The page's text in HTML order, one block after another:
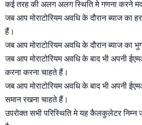
कई तरह की अलग अलग स्थिति मे गणना करने
जब आप मोराटोरियम अवधि के दौरान ब्याज का
हैं।
जब आप मोराटोरियम अवधि के दौरान ब्याज का
जब आप मोराटोरियम अवधि के बाद भी अपनी
करना करना चाहते हैं।
जब आप मोराटोरियम अवधि के बाद भी अपनी
समान रखना चाहते हैं।
उपरोक्त सभी परिस्थिति मे यह कैलकुलेटर निम्न